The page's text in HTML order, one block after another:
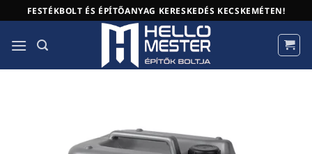
to
content
FESTÉKBOLT ÉS ÉPÍTŐANYAG KERESKEDÉS KECSKEMÉTEN!